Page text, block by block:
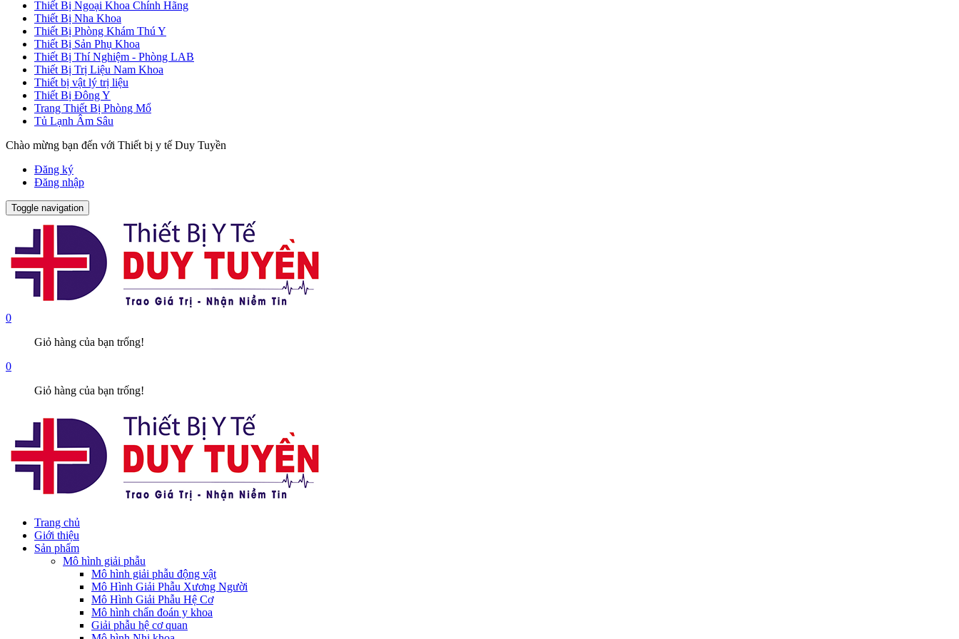
Thiết Bị Ngoại Khoa Chính Hãng
Thiết Bị Nha Khoa
Thiết Bị Phòng Khám Thú Y
Thiết Bị Sản Phụ Khoa
Thiết Bị Thí Nghiệm - Phòng LAB
Thiết Bị Trị Liệu Nam Khoa
Thiết bị vật lý trị liệu
Thiết Bị Đông Y
Trang Thiết Bị Phòng Mổ
Tủ Lạnh Âm Sâu
Chào mừng bạn đến với Thiết bị y tế Duy Tuyền
Đăng ký
Đăng nhập
Toggle navigation
0
Giỏ hàng của bạn trống!
0
Giỏ hàng của bạn trống!
Trang chủ
Giới thiệu
Sản phẩm
Mô hình giải phẫu
Mô hình giải phẫu động vật
Mô Hình Giải Phẫu Xương Người
Mô Hình Giải Phẫu Hệ Cơ
Mô hình chẩn đoán y khoa
Giải phẫu hệ cơ quan